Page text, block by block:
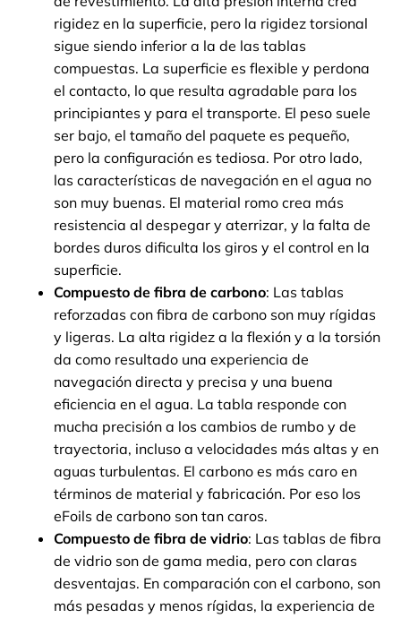
rigidez en la superficie, pero la rigidez torsional
sigue siendo inferior a la de las tablas
compuestas. La superficie es flexible y perdona
el contacto, lo que resulta agradable para los
principiantes y para el transporte. El peso suele
ser bajo, el tamaño del paquete es pequeño,
pero la configuración es tediosa. Por otro lado,
las características de navegación en el agua no
son muy buenas. El material romo crea más
resistencia al despegar y aterrizar, y la falta de
bordes duros dificulta los giros y el control en la
superficie.
Compuesto de fibra de carbono: Las tablas
reforzadas con fibra de carbono son muy rígidas
y ligeras. La alta rigidez a la flexión y a la torsión
da como resultado una experiencia de
navegación directa y precisa y una buena
eficiencia en el agua. La tabla responde con
mucha precisión a los cambios de rumbo y de
trayectoria, incluso a velocidades más altas y en
aguas turbulentas. El carbono es más caro en
términos de material y fabricación. Por eso los
eFoils de carbono son tan caros.
Compuesto de fibra de vidrio: Las tablas de fibra
de vidrio son de gama media, pero con claras
desventajas. En comparación con el carbono, son
más pesadas y menos rígidas, la experiencia de